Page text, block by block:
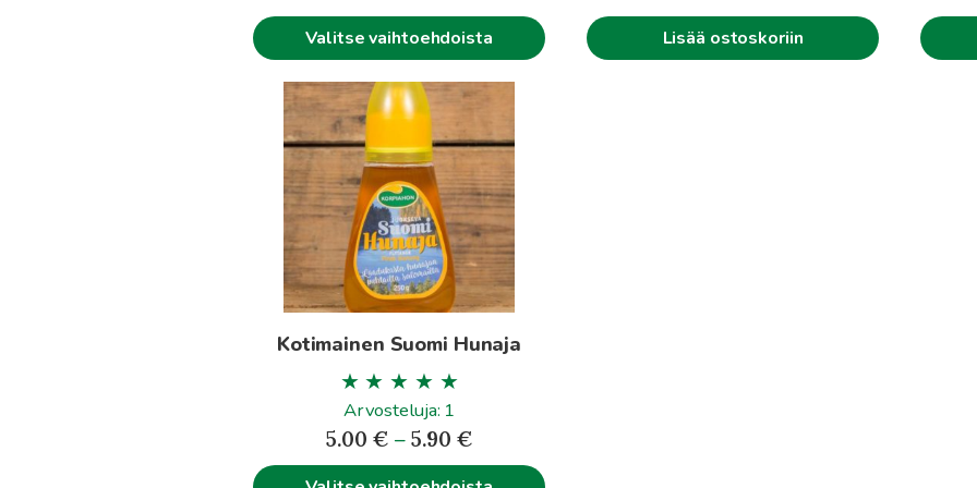
Valitse vaihtoehdoista Lisää ostoskoriin
Kotimainen Suomi Hunaja
Arvosteluja: 1
5.00 € – 5.90 €Hintaluokka:
5.00€
tuotteella
useampi
muunnelma.
Voit
tehdä
valinnat
tuotteen
sivulla.